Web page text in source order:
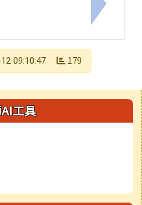
國中辦理115年度特教專業知
下一筆：
09:10:47 179
工具